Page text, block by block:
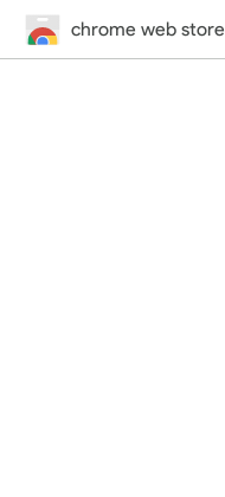
chrome web store